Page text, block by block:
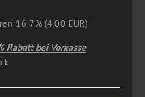
16.7% (4,00 EUR)
Rabatt bei Vorkasse